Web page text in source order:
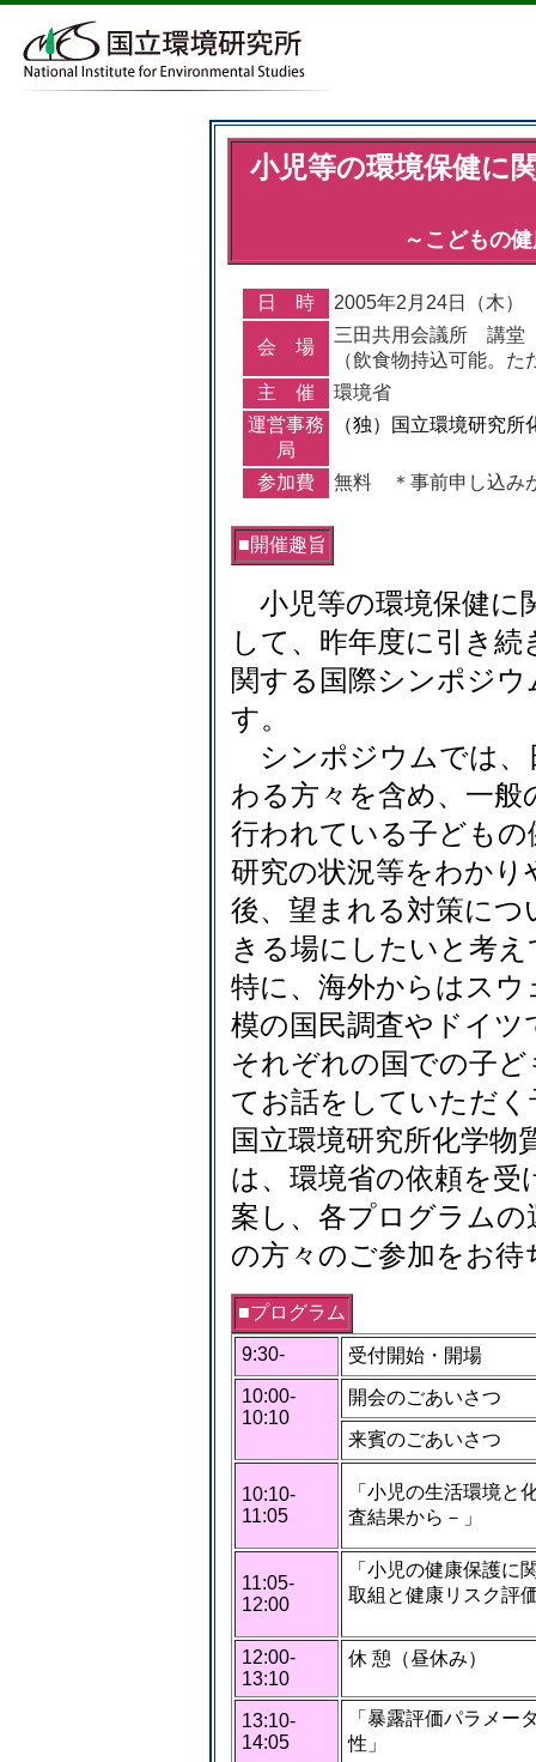
小児等の環境保健に
～こどもの
日 時 2005年2月24日（木
会 場
三田共用会議所 講堂
（飲食物持込可能。
主 催
環境省
運営事務
局
（独）国立環境研究
参加費 無料 ＊事前申し込み
■開催趣旨
小児等の環境保健に
して、昨年度に引き
関する国際シンポジ
す。
シンポジウムでは、
わる方々を含め、一
行われている子ども
研究の状況等をわか
後、望まれる対策につ
きる場にしたいと考
特に、海外からはス
模の国民調査やドイツ
それぞれの国での子
てお話をしていただく
国立環境研究所化学物
は、環境省の依頼を
案し、各プログラム
の方々のご参加をお
■プログラム
9:30-
受付開始・開場
10:00-
10:10
開会のごあいさつ
来賓のごあいさつ
10:10-
11:05
「小児の生活環境と
査結果から－」
11:05-
12:00
「小児の健康保護に
取組と健康リスク評
12:00-
13:10
休 憩（昼休み）
13:10-
14:05
「暴露評価パラメー
性」